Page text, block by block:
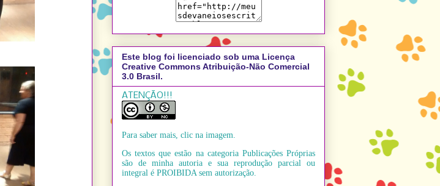
Este blog foi licenciado sob uma Licença
Creative Commons Atribuição-Não Comercial
3.0 Brasil.
ATENÇÃO!!!
Para saber mais, clic na imagem.
Os textos que estão na categoria Publicações Próprias
são de minha autoria e sua reprodução parcial ou
integral é PROIBIDA sem autorização.